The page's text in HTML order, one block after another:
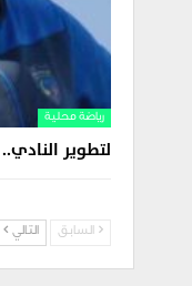
رياضة محلية
لتطوير
السابق التالي